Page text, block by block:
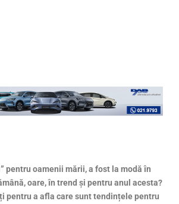
pentru oamenii mării, a fost la modă în
oare, în trend și pentru anul acesta?
pentru a afla care sunt tendințele pentru